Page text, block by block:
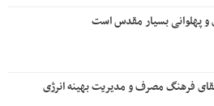
و پهلوانی بسیار مقدس است
فرهنگ مصرف و مدیریت بهینه انرژی